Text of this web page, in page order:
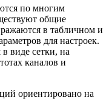
по многим
общие
в табличном и
для настроек.
виде сетки, на
каналов и
ориентировано на